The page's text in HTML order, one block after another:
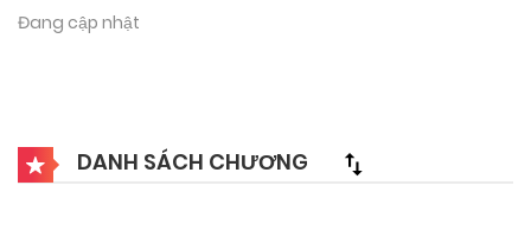
Đang cập nhật
DANH SÁCH CHƯƠNG